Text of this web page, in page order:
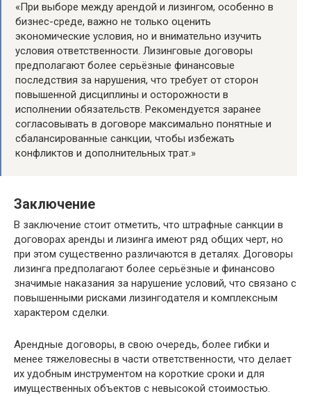
«При выборе между арендой и лизингом, особенно в
бизнес-среде, важно не только оценить
экономические условия, но и внимательно изучить
условия ответственности. Лизинговые договоры
предполагают более серьёзные финансовые
последствия за нарушения, что требует от сторон
повышенной дисциплины и осторожности в
исполнении обязательств. Рекомендуется заранее
согласовывать в договоре максимально понятные и
сбалансированные санкции, чтобы избежать
конфликтов и дополнительных трат.»
Заключение
В заключение стоит отметить, что штрафные санкции в
договорах аренды и лизинга имеют ряд общих черт, но
при этом существенно различаются в деталях. Договоры
лизинга предполагают более серьёзные и финансово
значимые наказания за нарушение условий, что связано с
повышенными рисками лизингодателя и комплексным
характером сделки.
Арендные договоры, в свою очередь, более гибки и
менее тяжеловесны в части ответственности, что делает
их удобным инструментом на короткие сроки и для
имущественных объектов с невысокой стоимостью.